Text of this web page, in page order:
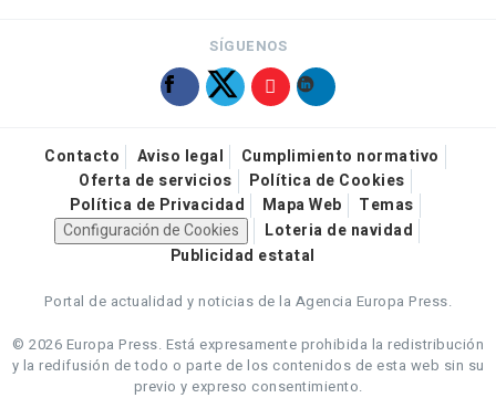
SÍGUENOS
Contacto Aviso legal
Cumplimiento normativo
Oferta de servicios
Política de Cookies
Política de Privacidad
Mapa Web
Temas
Configuración de Cookies
Loteria de navidad
Publicidad estatal
Portal de actualidad y noticias de la Agencia Europa Press.
© 2026 Europa Press. Está expresamente prohibida la redistribución
y la redifusión de todo o parte de los contenidos de esta web sin su
previo y expreso consentimiento.